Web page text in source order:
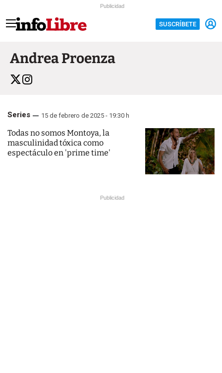
Publicidad
SUSCRÍBETE
Andrea Proenza
Series 15 de febrero de 2025 - 19:30 h
Todas no somos Montoya, la
masculinidad tóxica como
espectáculo en 'prime time'
Publicidad